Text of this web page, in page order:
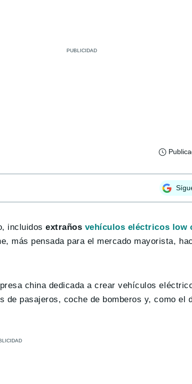
incluidosextraños vehículos eléctricos low
más pensada para el mercado mayorista,
china dedicada a crear vehículos
pasajeros, coche de bomberos y, como el